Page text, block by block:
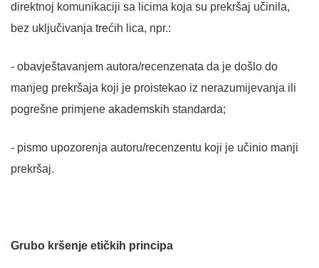
direktnoj komunikaciji sa licima koja su prekršaj učinila,
bez uključivanja trećih lica, npr.:
- obavještavanjem autora/recenzenata da je došlo do
manjeg prekršaja koji je proistekao iz nerazumijevanja ili
pogrešne primjene akademskih standarda;
- pismo upozorenja autoru/recenzentu koji je učinio manji
prekršaj.
Grubo kršenje etičkih principa